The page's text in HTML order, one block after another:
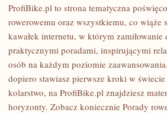
ROWEROWE
MOBILNE
ProfiBike.pl to strona tematyczna
rowerowemu oraz wszystkiemu, co wiąże
kawałek internetu, w którym
praktycznymi poradami, inspirującymi
osób na każdym poziomie
dopiero stawiasz pierwsze kroki w
kolarstwo, na ProfiBike.pl znajdziesz
horyzonty. Zobacz koniecznie Porady